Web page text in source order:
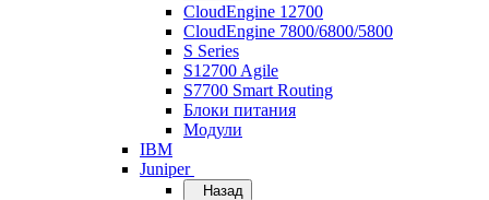
CloudEngine 12700
CloudEngine 7800/6800/5800
S Series
S12700 Agile
S7700 Smart Routing
Блоки питания
Модули
IBM
Juniper
Назад